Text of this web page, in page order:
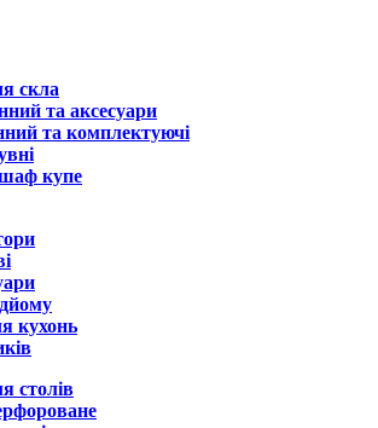
скла
та аксесуари
та комплектуючі
купе
кухонь
столів